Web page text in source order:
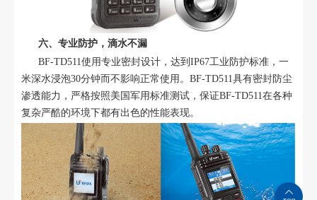
六、专业防护，滴水不漏
BF-TD511使用专业密封设计，达到IP67工业防护标准，一
米深水浸泡30分钟而不影响正常使用。BF-TD511具有密封防尘
渗透能力，严格按照美国军用标准测试，保证BF-TD511在各种
复杂严酷的环境下都有出色的性能表现。